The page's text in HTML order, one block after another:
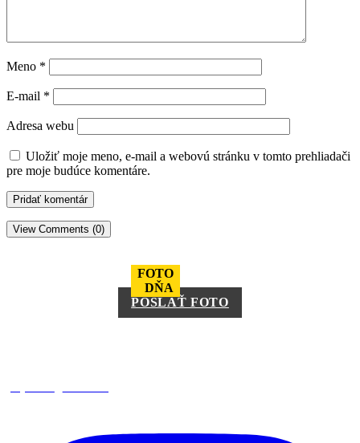
Meno *
E-mail *
Adresa webu
Uložiť moje meno, e-mail a webovú stránku v tomto prehliadači
pre moje budúce komentáre.
View Comments (0)
FOTO
DŇA
POSLAŤ FOTO